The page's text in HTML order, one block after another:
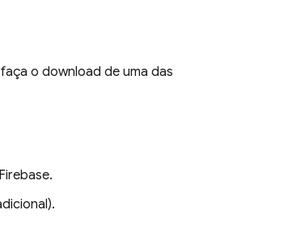
o download de uma das
Firebase.